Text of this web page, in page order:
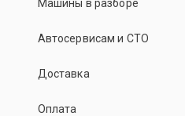
Машины в разборе
Автосервисам и СТО
Доставка
Оплата